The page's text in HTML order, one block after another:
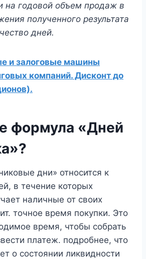
на годовой объем продаж в
полученного результата
дней.
и залоговые машины
компаний. Дисконт до
формула «Дней
дни» относится к
в течение которых
наличные от своих
точное время покупки. Это
время, чтобы собрать
платеж. подробнее, что
о состоянии ликвидности